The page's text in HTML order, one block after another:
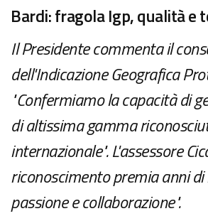
Bardi: fragola Igp, qualità e
Il Presidente commenta il
dell'Indicazione Geografica
"Confermiamo la capacità di
di altissima gamma
internazionale". L'assessore
riconoscimento premia anni di
passione e collaborazione".